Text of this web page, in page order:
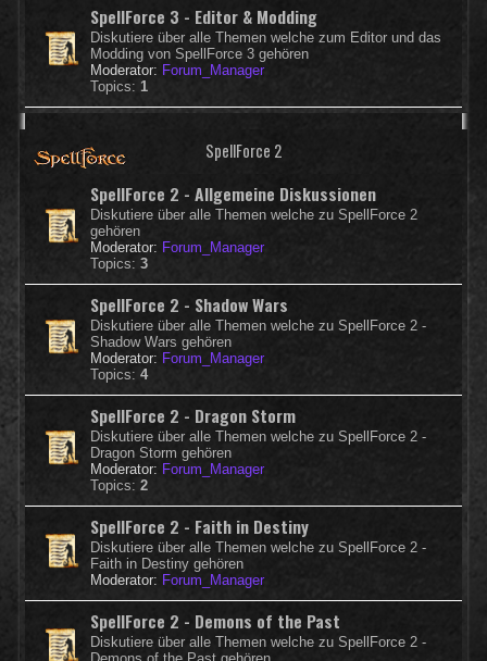
SpellForce 3 - Editor & Modding
Diskutiere über alle Themen welche zum Editor und das
Modding von SpellForce 3 gehören
Moderator: Forum_Manager
Topics: 1
SpellForce 2
SpellForce 2 - Allgemeine Diskussionen
Diskutiere über alle Themen welche zu SpellForce 2
gehören
Moderator: Forum_Manager
Topics: 3
SpellForce 2 - Shadow Wars
Diskutiere über alle Themen welche zu SpellForce 2 -
Shadow Wars gehören
Moderator: Forum_Manager
Topics: 4
SpellForce 2 - Dragon Storm
Diskutiere über alle Themen welche zu SpellForce 2 -
Dragon Storm gehören
Moderator: Forum_Manager
Topics: 2
SpellForce 2 - Faith in Destiny
Diskutiere über alle Themen welche zu SpellForce 2 -
Faith in Destiny gehören
Moderator: Forum_Manager
SpellForce 2 - Demons of the Past
Diskutiere über alle Themen welche zu SpellForce 2 -